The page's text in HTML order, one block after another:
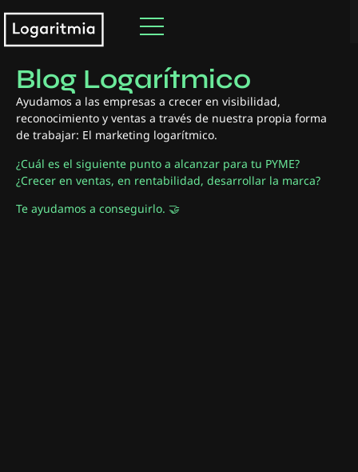
Descubre nuestro
Blog Logarítmico
Ayudamos a las empresas a crecer en visibilidad,
reconocimiento y ventas a través de nuestra propia forma
de trabajar: El marketing logarítmico.
¿Cuál es el siguiente punto a alcanzar para tu PYME?
¿Crecer en ventas, en rentabilidad, desarrollar la marca?
Te ayudamos a conseguirlo. 🤝